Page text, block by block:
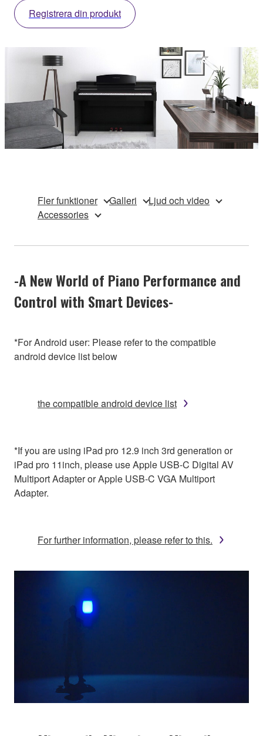
Registrera din produkt
Fler funktioner Galleri
Ljud och video
Accessories
-A New World of Piano Performance and
Control with Smart Devices-
*For Android user: Please refer to the compatible
android device list below
the compatible android device list
*If you are using iPad pro 12.9 inch 3rd generation or
iPad pro 11inch, please use Apple USB-C Digital AV
Multiport Adapter or Apple USB-C VGA Multiport
Adapter.
For further information, please refer to this.